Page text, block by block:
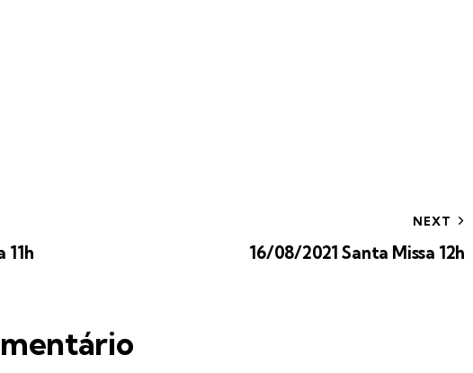
11h
NEXT
16/08/2021 Santa Missa 12h